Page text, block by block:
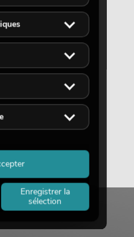
Enregistrer la
sélection